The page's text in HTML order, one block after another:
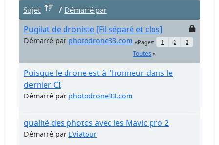
Sujet / Démarré par
Pugilat de droniste [Fil séparé et clos]
Démarré par photodrone33.com Pages 1 2 3
Toutes
Puisque le drone est à l'honneur dans le
dernier CI
Démarré par photodrone33.com
qualité des photos avec les Mavic pro 2
Démarré par LViatour